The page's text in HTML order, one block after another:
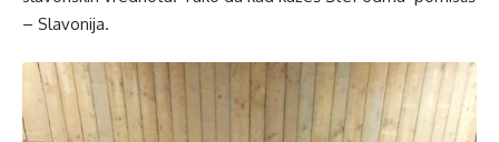
– Slavonija.